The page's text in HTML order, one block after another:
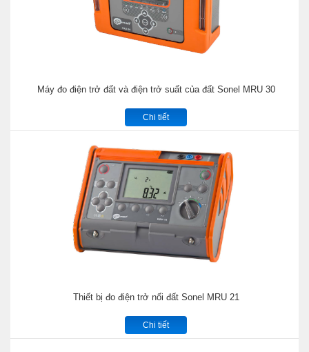
Máy đo điện trở đất và điện trở suất của đất Sonel MRU 30
Chi tiết
Thiết bị đo điện trở nối đất Sonel MRU 21
Chi tiết